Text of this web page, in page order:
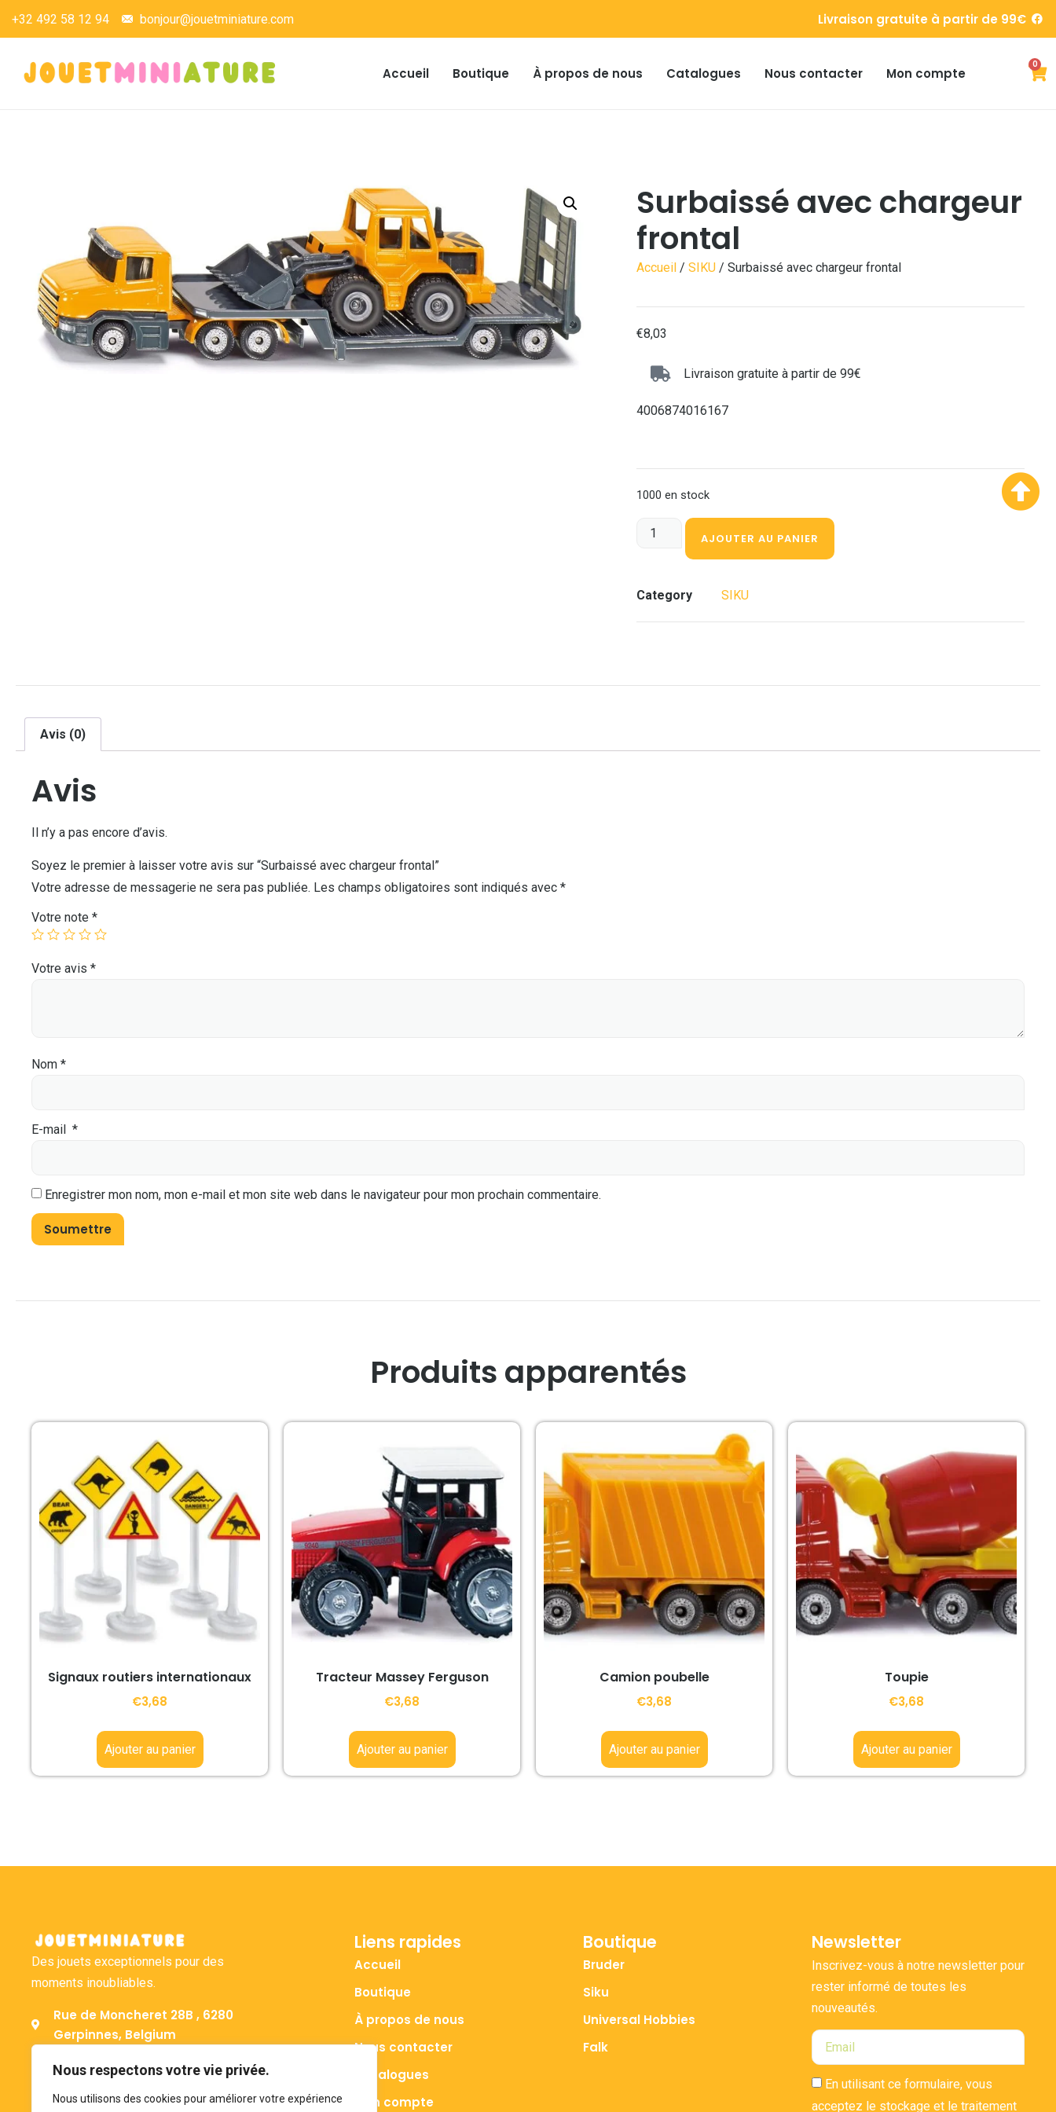
Nous respectons votre vie privée.
Nous utilisons des cookies pour améliorer votre expérience
+32 492 58 12 94 bonjour@jouetminiature.com Livraison gratuite à partir de 99€
Accueil Boutique À propos de nous Catalogues Nous contacter Mon compte
0
Surbaissé avec chargeur
frontal
Accueil /SIKU / Surbaissé avec chargeur frontal
€8,03
Livraison gratuite à partir de 99€
4006874016167
1000 en stock
AJOUTER AU PANIER
Category SIKU
Avis (0)
Avis
Il n’y a pas encore d’avis.
Soyez le premier à laisser votre avis sur “Surbaissé avec chargeur frontal”
Votre adresse de messagerie ne sera pas publiée. Les champs obligatoires sont indiqués avec *
Votre note *
Votre avis *
Nom *
E-mail *
Enregistrer mon nom, mon e-mail et mon site web dans le navigateur pour mon prochain commentaire.
Produits apparentés
Signaux routiers internationaux
€3,68
Ajouter au panier
Tracteur Massey Ferguson
€3,68
Ajouter au panier
Camion poubelle
€3,68
Ajouter au panier
Toupie
€3,68
Ajouter au panier
Des jouets exceptionnels pour des
moments inoubliables.
Rue de Moncheret 28B , 6280
Gerpinnes, Belgium
bonjour@jouetminiature.com
BE 0793.946.582
Liens rapides
Accueil
Boutique
À propos de nous
Nous contacter
Catalogues
Mon compte
Boutique
Bruder
Siku
Universal Hobbies
Falk
Newsletter
Inscrivez-vous à notre newsletter pour
rester informé de toutes les
nouveautés.
En utilisant ce formulaire, vous
acceptez le stockage et le traitement